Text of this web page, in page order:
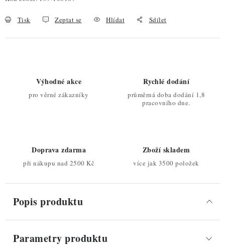
Tisk Zeptat se Hlídat Sdílet
Výhodné akce
pro věrné zákazníky
Rychlé dodání
průměrná doba dodání 1,8
pracovního dne.
Doprava zdarma
při nákupu nad 2500 Kč
Zboží skladem
více jak 3500 položek
Popis produktu
Parametry produktu